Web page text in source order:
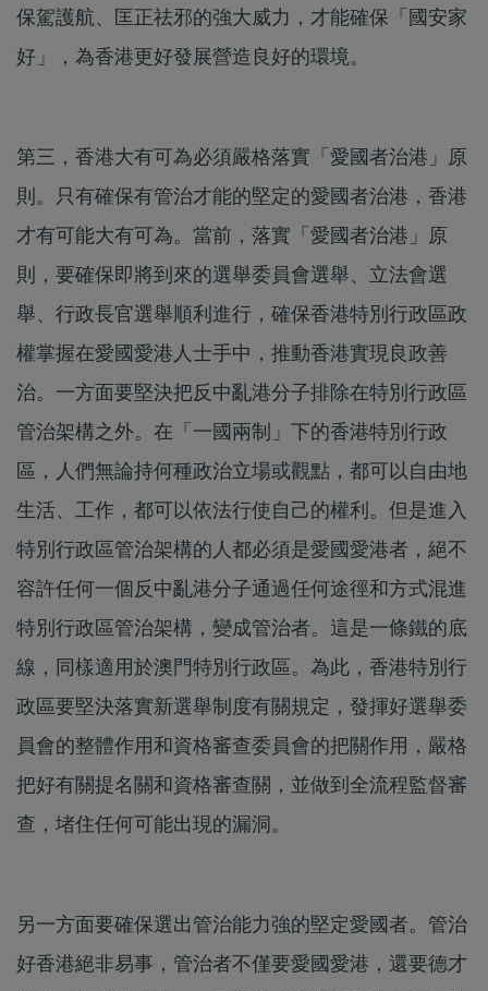
保駕護航、匡正祛邪的強大威力，才能確保「國安家
好」，為香港更好發展營造良好的環境。
第三，香港大有可為必須嚴格落實「愛國者治港」原
則。只有確保有管治才能的堅定的愛國者治港，香港
才有可能大有可為。當前，落實「愛國者治港」原
則，要確保即將到來的選舉委員會選舉、立法會選
舉、行政長官選舉順利進行，確保香港特別行政區政
權掌握在愛國愛港人士手中，推動香港實現良政善
治。一方面要堅決把反中亂港分子排除在特別行政區
管治架構之外。在「一國兩制」下的香港特別行政
區，人們無論持何種政治立場或觀點，都可以自由地
生活、工作，都可以依法行使自己的權利。但是進入
特別行政區管治架構的人都必須是愛國愛港者，絕不
容許任何一個反中亂港分子通過任何途徑和方式混進
特別行政區管治架構，變成管治者。這是一條鐵的底
線，同樣適用於澳門特別行政區。為此，香港特別行
政區要堅決落實新選舉制度有關規定，發揮好選舉委
員會的整體作用和資格審查委員會的把關作用，嚴格
把好有關提名關和資格審查關，並做到全流程監督審
查，堵住任何可能出現的漏洞。
另一方面要確保選出管治能力強的堅定愛國者。管治
好香港絕非易事，管治者不僅要愛國愛港，還要德才